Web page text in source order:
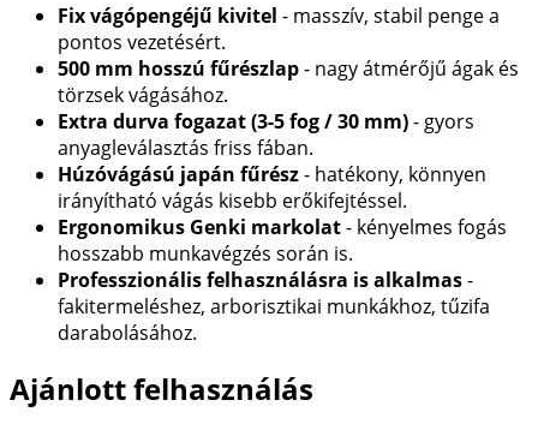
Fix vágópengéjű kivitel - masszív, stabil penge a
pontos vezetésért.
500 mm hosszú fűrészlap- nagy átmérőjű ágak és
törzsek vágásához.
Extra durva fogazat (3-5 fog / 30 mm)- gyors
anyagleválasztás friss fában.
Húzóvágású japán fűrész- hatékony, könnyen
irányítható vágás kisebb erőkifejtéssel.
Ergonomikus Genki markolat- kényelmes fogás
hosszabb munkavégzés során is.
Professzionális felhasználásra is alkalmas-
fakitermeléshez, arborisztikai munkákhoz, tűzifa
darabolásához.
Ajánlott felhasználás